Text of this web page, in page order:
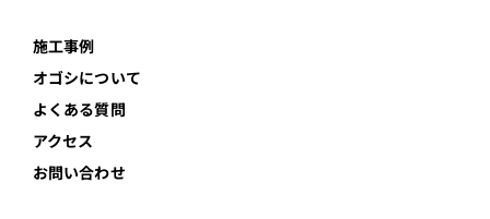
施工事例
オゴシについて
よくある質問
アクセス
お問い合わせ